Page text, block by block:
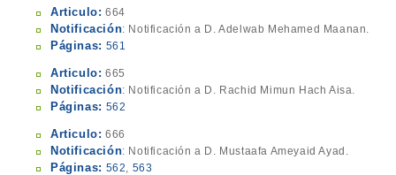
Articulo: 664
Notificación: Notificación a D. Adelwab Mehamed Maanan.
Páginas: 561
Articulo: 665
Notificación: Notificación a D. Rachid Mimun Hach Aisa.
Páginas: 562
Articulo: 666
Notificación: Notificación a D. Mustaafa Ameyaid Ayad.
Páginas: 562, 563